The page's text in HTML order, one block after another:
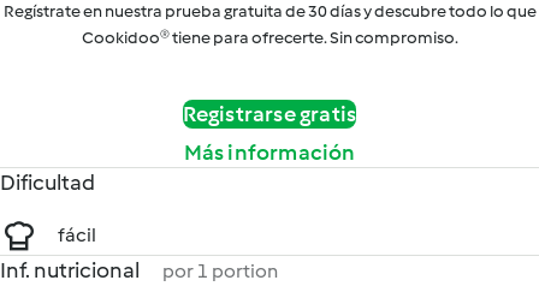
Regístrate en nuestra prueba gratuita de 30 días y descubre todo lo que
Cookidoo® tiene para ofrecerte. Sin compromiso.
Registrarse gratis
Más información
Dificultad
fácil
Inf. nutricional por 1 portion